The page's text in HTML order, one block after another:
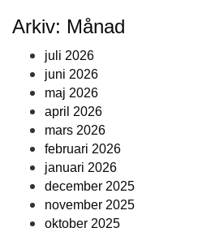
Arkiv: Månad
juli 2026
juni 2026
maj 2026
april 2026
mars 2026
februari 2026
januari 2026
december 2025
november 2025
oktober 2025